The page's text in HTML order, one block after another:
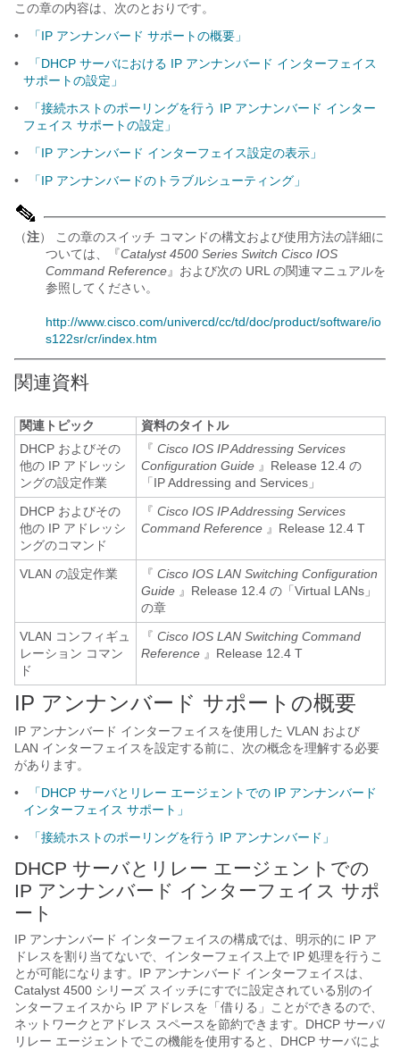
この章の内容は、次のとおりです。
•
「IP アンナンバード サポートの概要」
•
「DHCP サーバにおける IP アンナンバード インターフェイス
サポートの設定」
•
「接続ホストのポーリングを行う IP アンナンバード インター
フェイス サポートの設定」
•
「IP アンナンバード インターフェイス設定の表示」
•
「IP アンナンバードのトラブルシューティング」
（注） この章のスイッチ コマンドの構文および使用方法の詳細に
ついては、『Catalyst 4500 Series Switch Cisco IOS
Command Reference』および次の URL の関連マニュアルを
参照してください。
http://www.cisco.com/univercd/cc/td/doc/product/software/io
s122sr/cr/index.htm
関連資料
関連トピック
資料のタイトル
DHCP およびその
他の IP アドレッシ
ングの設定作業
『 Cisco IOS IP Addressing Services
Configuration Guide 』Release 12.4 の
「IP Addressing and Services」
DHCP およびその
他の IP アドレッシ
ングのコマンド
『 Cisco IOS IP Addressing Services
Command Reference 』Release 12.4 T
VLAN の設定作業 『 Cisco IOS LAN Switching Configuration
Guide 』Release 12.4 の「Virtual LANs」
の章
VLAN コンフィギュ
レーション コマン
ド
『 Cisco IOS LAN Switching Command
Reference 』Release 12.4 T
IP アンナンバード サポートの概要
IP アンナンバード インターフェイスを使用した VLAN および
LAN インターフェイスを設定する前に、次の概念を理解する必要
があります。
•
「DHCP サーバとリレー エージェントでの IP アンナンバード
インターフェイス サポート」
•
「接続ホストのポーリングを行う IP アンナンバード」
DHCP サーバとリレー エージェントでの
IP アンナンバード インターフェイス サポ
ート
IP アンナンバード インターフェイスの構成では、明示的に IP ア
ドレスを割り当てないで、インターフェイス上で IP 処理を行うこ
とが可能になります。IP アンナンバード インターフェイスは、
Catalyst 4500 シリーズ スイッチにすでに設定されている別のイ
ンターフェイスから IP アドレスを「借りる」ことができるので、
ネットワークとアドレス スペースを節約できます。DHCP サーバ/
リレー エージェントでこの機能を使用すると、DHCP サーバによ